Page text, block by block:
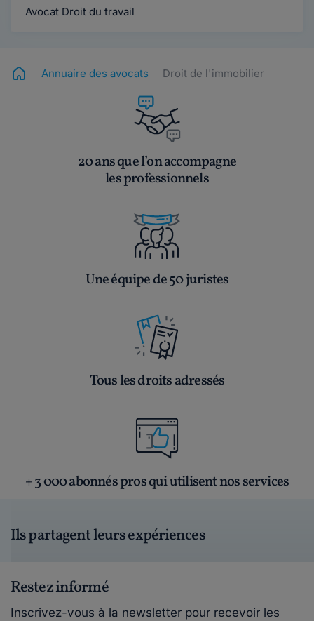
Avocat Droit du travail
Annuaire des avocats Droit de l'immobilier
20 ans que l’on accompagne
les professionnels
Une équipe de 50 juristes
Tous les droits adressés
+ 3 000 abonnés pros qui utilisent nos services
Ils partagent leurs expériences
Restez informé
Inscrivez-vous à la newsletter pour recevoir les